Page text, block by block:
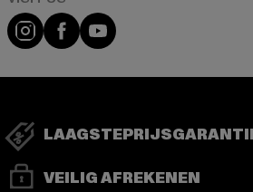
Visit our Instagram page:
Visit our Facebook page:
Visit our YouTube
VEILIG AFREKENEN